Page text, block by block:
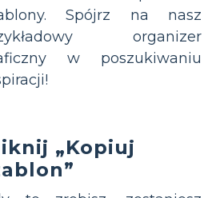
Spójrz na nasz
organizer
w poszukiwaniu
„Kopiuj